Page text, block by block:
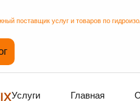
поставщик услуг и товаров по
Услуги Главная